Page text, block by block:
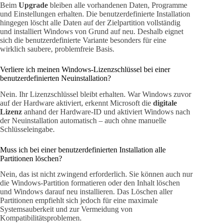
Beim Upgrade bleiben alle vorhandenen Daten, Programme
und Einstellungen erhalten. Die benutzerdefinierte Installation
hingegen löscht alle Daten auf der Zielpartition vollständig
und installiert Windows von Grund auf neu. Deshalb eignet
sich die benutzerdefinierte Variante besonders für eine
wirklich saubere, problemfreie Basis.
Verliere ich meinen Windows-Lizenzschlüssel bei einer
benutzerdefinierten Neuinstallation?
Nein. Ihr Lizenzschlüssel bleibt erhalten. War Windows zuvor
auf der Hardware aktiviert, erkennt Microsoft die digitale
Lizenz anhand der Hardware-ID und aktiviert Windows nach
der Neuinstallation automatisch – auch ohne manuelle
Schlüsseleingabe.
Muss ich bei einer benutzerdefinierten Installation alle
Partitionen löschen?
Nein, das ist nicht zwingend erforderlich. Sie können auch nur
die Windows-Partition formatieren oder den Inhalt löschen
und Windows darauf neu installieren. Das Löschen aller
Partitionen empfiehlt sich jedoch für eine maximale
Systemsauberkeit und zur Vermeidung von
Kompatibilitätsproblemen.